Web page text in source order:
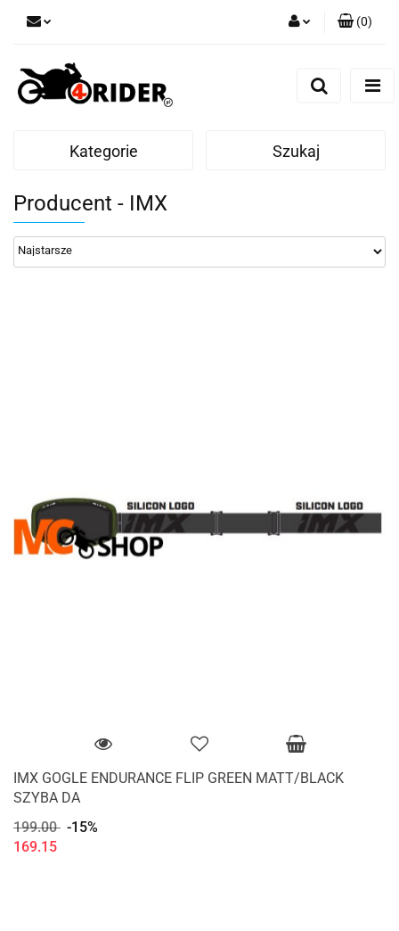
(0)
Kategorie Szukaj
Producent - IMX
IMX GOGLE ENDURANCE FLIP GREEN MATT/BLACK
SZYBA DA
199.00 -15%
169.15